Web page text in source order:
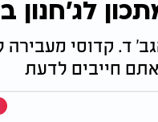
לג'חנון
ד. קדוסי מעבירה
חייבים לדעת